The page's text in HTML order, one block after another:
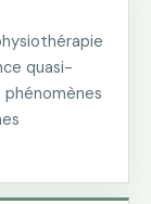
quasi-